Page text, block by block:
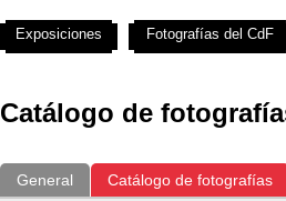
Catálogo de
General Catálogo de fotografías
Exposiciones Fotografías del CdF